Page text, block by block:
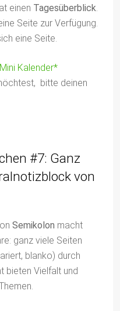
einen Tagesüberblick.
Seite zur Verfügung.
eine Seite.
Kalender*
bitte deinen
#7: Ganz
von
Semikolon macht
ganz viele Seiten
blanko) durch
bieten Vielfalt und